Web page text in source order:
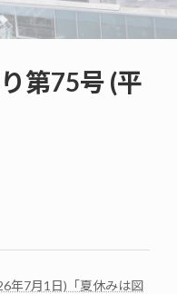
第75号 (平
年7月1日)「夏休みは図